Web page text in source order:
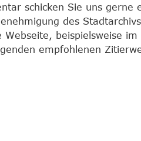
schicken Sie uns gerne
des
Webseite, beispielsweise
empfohlenen